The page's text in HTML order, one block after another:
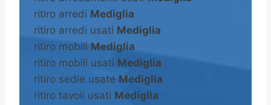
ritiro arredi Mediglia
ritiro arredi usati Mediglia
ritiro mobili Mediglia
ritiro mobili usati Mediglia
ritiro sedie usate Mediglia
ritiro tavoli usati Mediglia